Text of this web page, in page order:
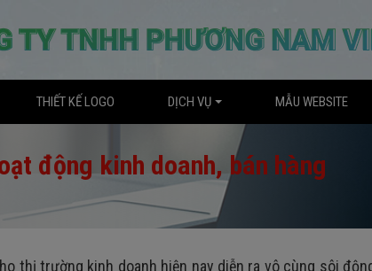
THIẾT KẾ LOGO DỊCH VỤ MẪU WEBSITE
động kinh doanh, bán hàng
thị trường kinh doanh hiện nay diễn ra vô cùng sôi